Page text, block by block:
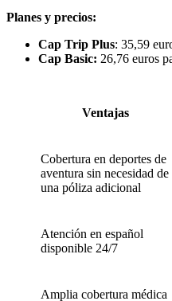
Planes y precios:
Cap Trip Plus: 35,59
Cap Basic: 26,76 euros
Ventajas
Cobertura en deportes de
aventura sin necesidad de
una póliza adicional
Atención en español
disponible 24/7
Amplia cobertura médica